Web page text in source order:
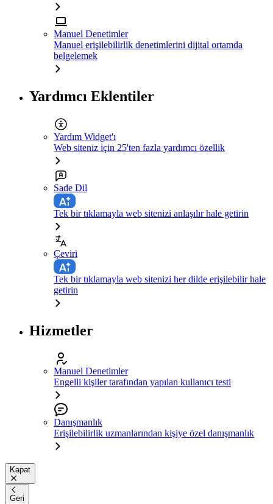
Manuel Denetimler
Manuel erişilebilirlik denetimlerini dijital ortamda
belgelemek
Yardımcı Eklentiler
Yardım Widget'ı
Web siteniz için 25'ten fazla yardımcı özellik
Sade Dil
Tek bir tıklamayla web sitenizi anlaşılır hale getirin
Çeviri
Tek bir tıklamayla web sitenizi her dilde erişilebilir hale
getirin
Hizmetler
Manuel Denetimler
Engelli kişiler tarafından yapılan kullanıcı testi
Danışmanlık
Erişilebilirlik uzmanlarından kişiye özel danışmanlık
Kapat
Geri